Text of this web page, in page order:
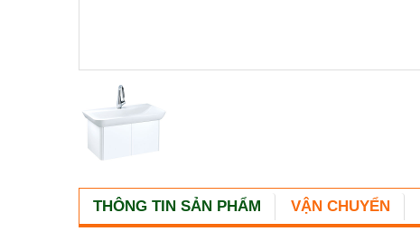
THÔNG TIN SẢN PHẨM VẬN CHUYỂN